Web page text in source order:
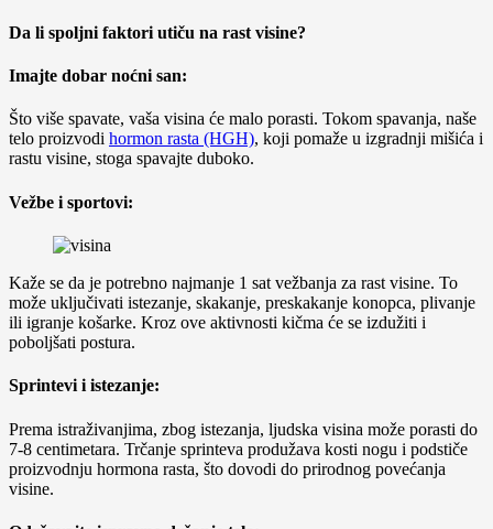
Da li spoljni faktori utiču na rast visine?
Imajte dobar noćni san:
Što više spavate, vaša visina će malo porasti. Tokom spavanja, naše
telo proizvodi hormon rasta (HGH), koji pomaže u izgradnji mišića i
rastu visine, stoga spavajte duboko.
Vežbe i sportovi:
Kaže se da je potrebno najmanje 1 sat vežbanja za rast visine. To
može uključivati istezanje, skakanje, preskakanje konopca, plivanje
ili igranje košarke. Kroz ove aktivnosti kičma će se izdužiti i
poboljšati postura.
Sprintevi i istezanje:
Prema istraživanjima, zbog istezanja, ljudska visina može porasti do
7-8 centimetara. Trčanje sprinteva produžava kosti nogu i podstiče
proizvodnju hormona rasta, što dovodi do prirodnog povećanja
visine.